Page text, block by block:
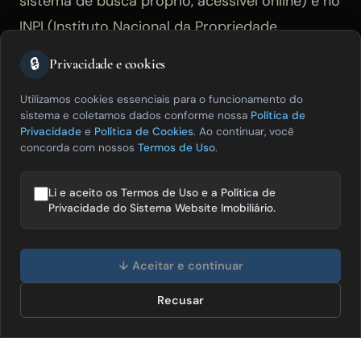
INPI (Instituto Nacional da Propriedade
Industrial) para registro de marca, se houver
intenção de proteger a marca no longo prazo.
Escolha um nome que seja fácil de pronunciar,
memorizar e digitar — e verifique se o domínio
(endereço de site) correspondente está
ativo importante para SEO.
Etapa 4 — Formalize a empresa (CNPJ e
Junta Comercial)
Com o tipo societário definido (SLU ou LTDA),
🔒 Privacidade e cookies
Utilizamos cookies essenciais para o funcionamento do
sistema e coletamos dados conforme nossa Política de
Privacidade e Política de Cookies. Ao continuar, você
concorda com nossos Termos de Uso.
Li e aceito os Termos de Uso e a Política de
Privacidade do Sistema Website Imobiliário.
↓ Aceitar e continuar
Recusar
imóveis? 😊